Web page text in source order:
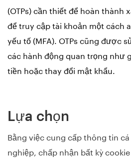
(OTPs) cần thiết để hoàn thành
để truy cập tài khoản một cách
yếu tố (MFA). OTPs cũng được
các hành động quan trọng như
tiền hoặc thay đổi mật khẩu.
Lựa chọn
Bằng việc cung cấp thông tin
nghiệp, chấp nhận bất kỳ